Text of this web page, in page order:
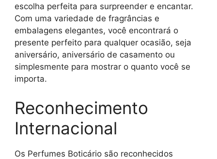
escolha perfeita para surpreender e encantar.
Com uma variedade de fragrâncias e
embalagens elegantes, você encontrará o
presente perfeito para qualquer ocasião, seja
aniversário, aniversário de casamento ou
simplesmente para mostrar o quanto você se
importa.
Reconhecimento
Internacional
Os Perfumes Boticário são reconhecidos